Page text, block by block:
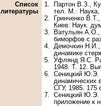
Список
литературы
1.
Партон В.З.,
тел. М.: Наука,
2.
Гринченко
Киев: Наук.
3.
Ватульян А.О.,
биморфов с
4.Демочкин Н.И.,
динамике
5.Уфлянд Я.С.
1948. Т. 12.
6.Сеницкий Ю.Э.
динамических
СГУ, 1985. 175
7.Сеницкий Ю.Э.
приложение к